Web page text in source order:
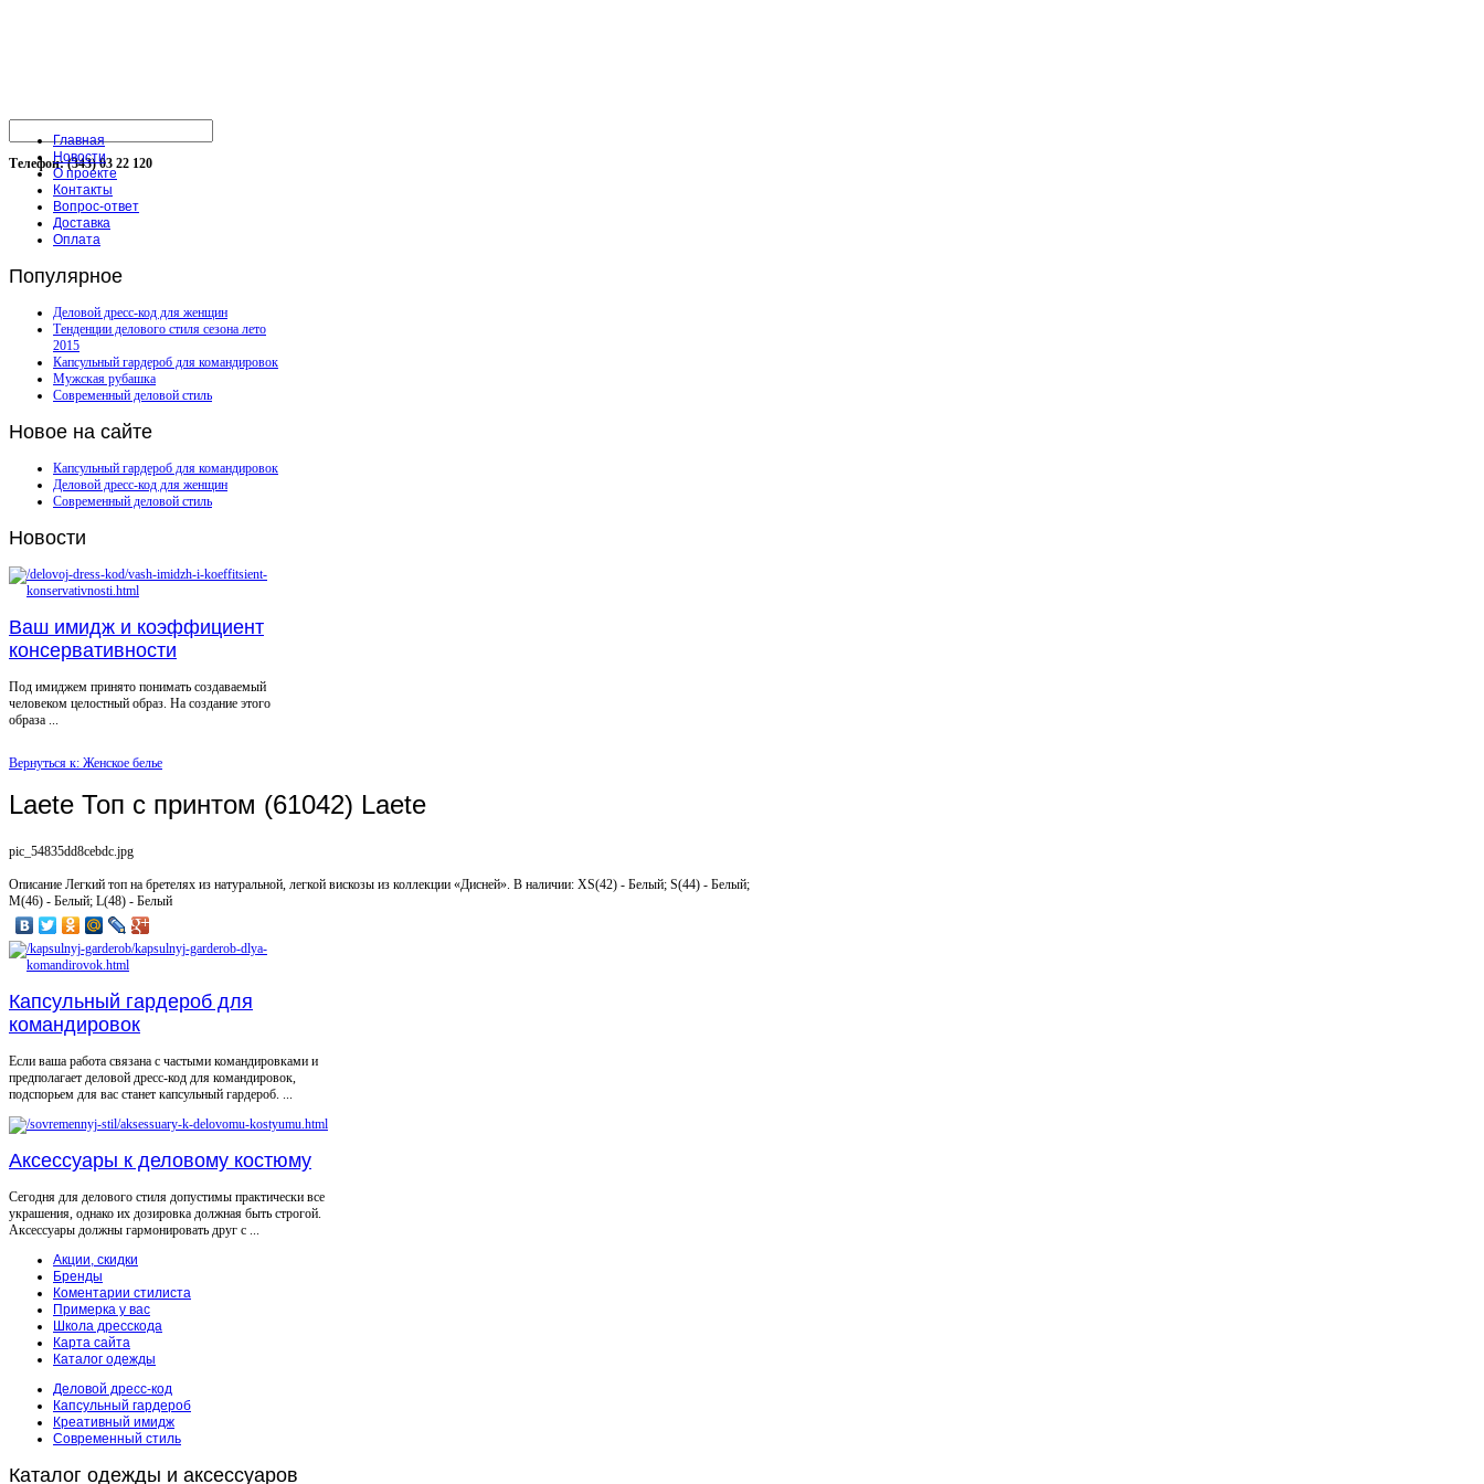
Телефон: (343) 03 22 120
Главная
Новости
О проекте
Контакты
Вопрос-ответ
Доставка
Оплата
Популярное
Деловой дресс-код для женщин
Тенденции делового стиля сезона лето
2015
Капсульный гардероб для командировок
Мужская рубашка
Современный деловой стиль
Новое на сайте
Капсульный гардероб для командировок
Деловой дресс-код для женщин
Современный деловой стиль
Новости
Ваш имидж и коэффициент
консервативности
Под имиджем принято понимать создаваемый
человеком целостный образ. На создание этого
образа ...
Вернуться к: Женское белье
Laete Топ с принтом (61042) Laete
pic_54835dd8cebdc.jpg
Описание Легкий топ на бретелях из натуральной, легкой вискозы из коллекции «Дисней». В наличии: XS(42) - Белый; S(44) - Белый;
M(46) - Белый; L(48) - Белый
Капсульный гардероб для
командировок
Если ваша работа связана с частыми командировками и
предполагает деловой дресс-код для командировок,
подспорьем для вас станет капсульный гардероб. ...
Аксессуары к деловому костюму
Сегодня для делового стиля допустимы практически все
украшения, однако их дозировка должная быть строгой.
Аксессуары должны гармонировать друг с ...
Акции, скидки
Бренды
Коментарии стилиста
Примерка у вас
Школа дресскода
Карта сайта
Каталог одежды
Деловой дресс-код
Капсульный гардероб
Креативный имидж
Современный стиль
Каталог одежды и аксессуаров